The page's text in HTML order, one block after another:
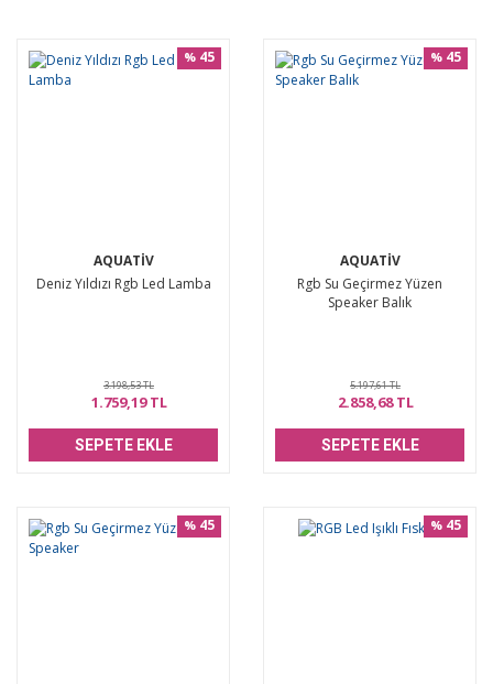
AQUATİV
Deniz Yıldızı Rgb Led Lamba
% 45
3.198,53 TL
1.759,19 TL
SEPETE EKLE
AQUATİV
Rgb Su Geçirmez Yüzen
Speaker Balık
% 45
5.197,61 TL
2.858,68 TL
SEPETE EKLE
% 45 % 45